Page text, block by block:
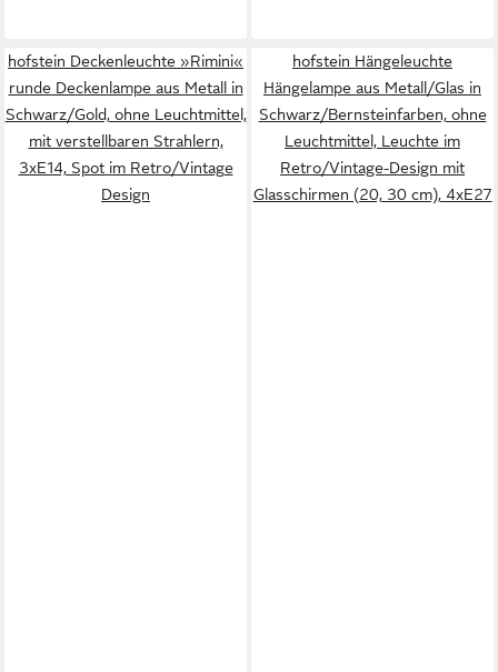
hofstein Deckenleuchte »Rimini«
runde Deckenlampe aus Metall in
Schwarz/Gold, ohne Leuchtmittel,
mit verstellbaren Strahlern,
3xE14, Spot im Retro/Vintage
Design
hofstein Hängeleuchte
Hängelampe aus Metall/Glas in
Schwarz/Bernsteinfarben, ohne
Leuchtmittel, Leuchte im
Retro/Vintage-Design mit
Glasschirmen (20, 30 cm), 4xE27